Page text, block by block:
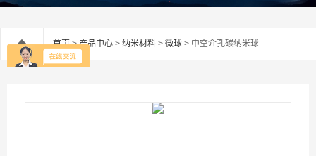
首页>产品中心 > 纳米材料 > 微球 > 中空介孔碳纳米球